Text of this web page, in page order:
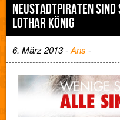
NEUSTADTPIRATEN
LOTHAR KÖNIG
6. März 2013 -Ans -